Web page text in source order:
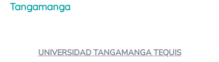
Tangamanga
UNIVERSIDAD TANGAMANGA TEQUIS